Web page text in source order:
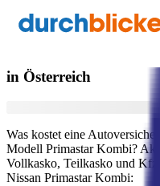
Versicherung
in Österreich
Was kostet eine
Modell Primastar Kombi?
Vollkasko, Teilkasko und
Nissan Primastar Kombi: